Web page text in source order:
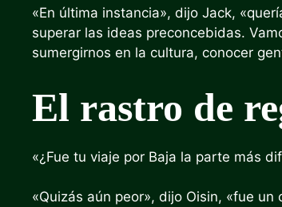
«En última instancia», dijo Jack,
superar las ideas preconcebidas.
sumergirnos en la cultura, conocer
El rastro de
«¿Fue tu viaje por Baja la parte más
«Quizás aún peor», dijo Oisin, «fue